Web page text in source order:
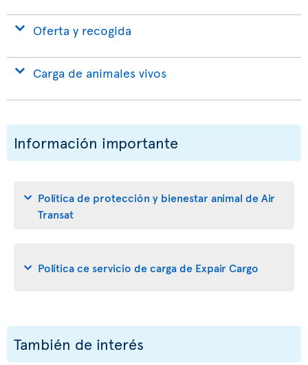
Oferta y recogida
Carga de animales vivos
Información importante
Política de protección y bienestar animal de Air
Transat
Política ce servicio de carga de Expair Cargo
También de interés